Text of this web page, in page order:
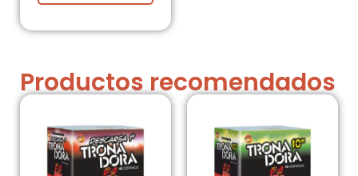
Productos recomendados